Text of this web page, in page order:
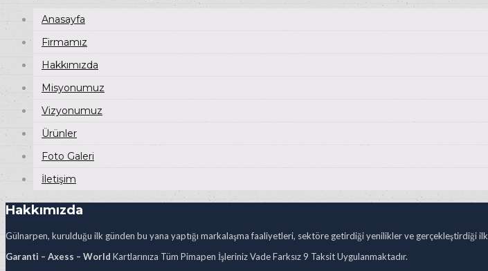
Anasayfa
Firmamız
Hakkımızda
Misyonumuz
Vizyonumuz
Ürünler
Foto Galeri
İletişim
Hakkımızda
Gülnarpen, kurulduğu ilk günden bu yana yaptığı markalaşma faaliyetleri, sektöre getirdiği yenilikler ve
Garanti – Axess – World Kartlarınıza Tüm Pimapen İşleriniz Vade Farksız 9 Taksit Uygulanmaktadır.